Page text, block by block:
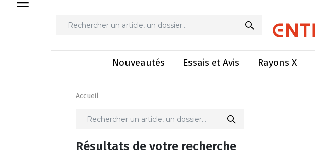
Nouveautés Essais et Avis Rayons X
Accueil
Résultats de votre recherche